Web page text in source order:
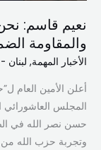
نعيم قاسم:
والمقاومة
الأخبار المهمة,
أعلن الأمين العام
المجلس العاشورائي
حسن نصر الله في
وتجربة حزب الله من
الوحيدة
لتحرير
الأرض